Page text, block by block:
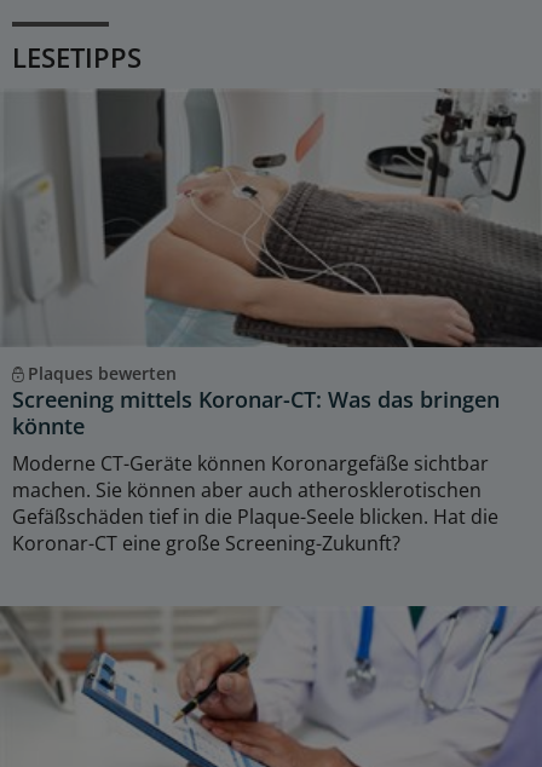
LESETIPPS
Plaques bewerten
Screening mittels Koronar-CT: Was das bringen
könnte
Moderne CT-Geräte können Koronargefäße sichtbar
machen. Sie können aber auch atherosklerotischen
Gefäßschäden tief in die Plaque-Seele blicken. Hat die
Koronar-CT eine große Screening-Zukunft?